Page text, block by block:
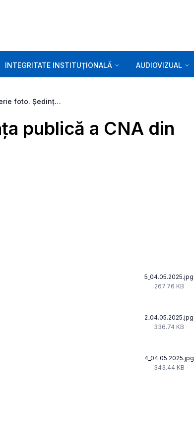
INTEGRITATE INSTITUȚIONALĂ AUDIOVIZUAL
Galerie foto. Ședința publică a CNA din 04.05.2025
publică a CNA din
5_04.05.2025.jpg
267.76 KB
2_04.05.2025.jpg
336.74 KB
4_04.05.2025.jpg
343.44 KB